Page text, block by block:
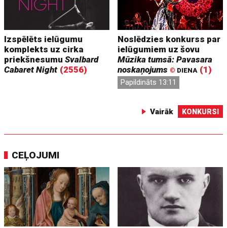
Izspēlēts ielūgumu
komplekts uz cirka
priekšnesumuSvalbard
Cabaret Night (2556)
Noslēdzies konkurss par
ielūgumiem uz šovu
Mūzika tumsā: Pavasara
noskaņojums © DIENA (1)
Papildināts 13:11
Vairāk KONKURSI
CEĻOJUMI